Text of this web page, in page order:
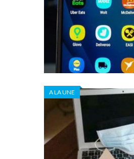
A LA UNE